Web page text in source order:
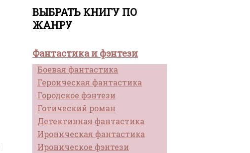
ВЫБРАТЬ КНИГУ ПО
ЖАНРУ
Фантастика и фэнтези
Боевая фантастика
Героическая фантастика
Городское фэнтези
Готический роман
Детективная фантастика
Ироническая фантастика
Ироническое фэнтези